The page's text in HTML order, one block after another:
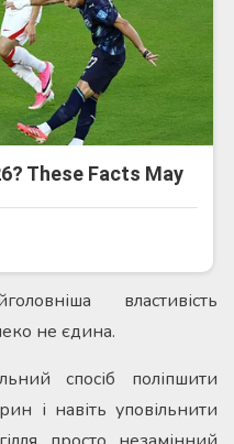
властивість
не єдина.
спосіб поліпшити
і навіть уповільнити